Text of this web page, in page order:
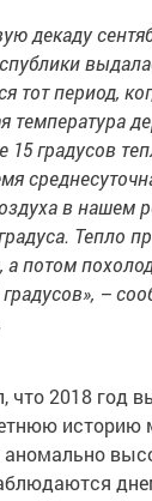
декаду
тот период,
температура
15 градусов
в нашем
Тепло
а потом
–
что 2018 год
историю
аномально